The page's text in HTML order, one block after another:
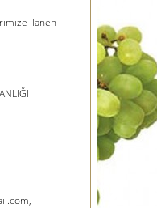
ilanen